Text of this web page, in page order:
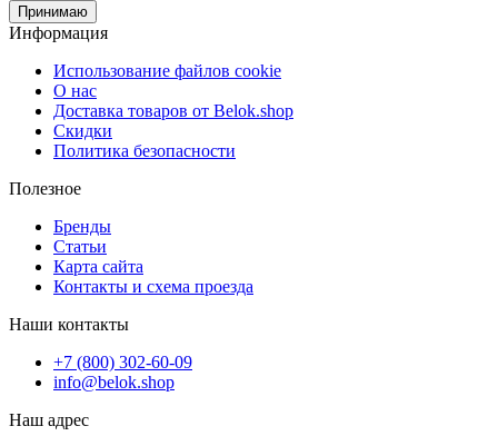
Принимаю
Информация
Использование файлов cookie
О нас
Доставка товаров от Belok.shop
Скидки
Политика безопасности
Полезное
Бренды
Статьи
Карта сайта
Контакты и схема проезда
Наши контакты
+7 (800) 302-60-09
info@belok.shop
Наш адрес